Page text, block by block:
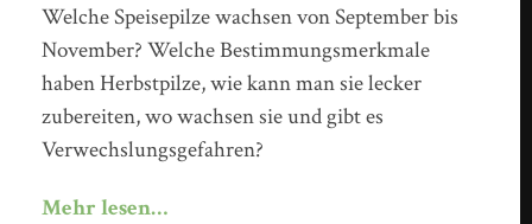
Welche Speisepilze wachsen von September bis
November? Welche Bestimmungsmerkmale
haben Herbstpilze, wie kann man sie lecker
zubereiten, wo wachsen sie und gibt es
Verwechslungsgefahren?
Mehr lesen…